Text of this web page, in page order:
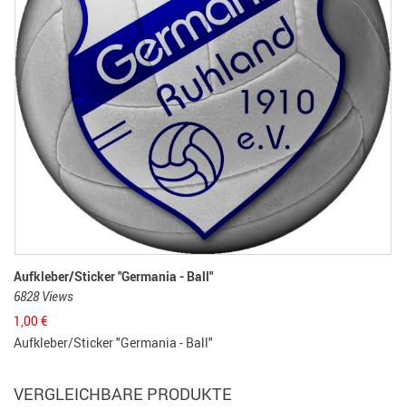
Aufkleber/Sticker "Germania - Ball"
6828 Views
1,00€
Aufkleber/Sticker "Germania - Ball"
VERGLEICHBARE PRODUKTE